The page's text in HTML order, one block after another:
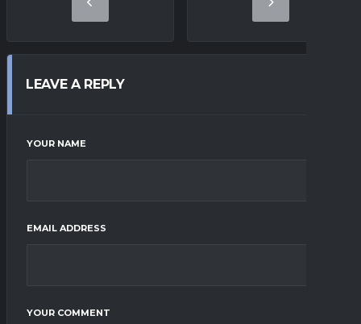
LEAVE A REPLY
YOUR NAME
EMAIL ADDRESS
YOUR COMMENT